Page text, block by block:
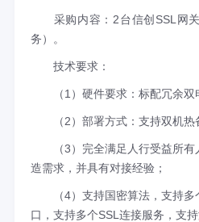
采购内容：2台信创SSL网关
务）。
技术要求：
（1）硬件要求：标配冗余双
（2）部署方式：支持双机热
（3）完全满足人行受益所有
造需求，并具有对接经验；
（4）支持国密算法，支持多
口，支持多个SSL连接服务，支